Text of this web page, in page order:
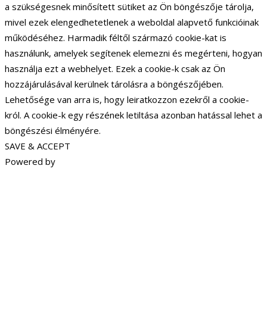
a szükségesnek minősített sütiket az Ön böngészője tárolja,
mivel ezek elengedhetetlenek a weboldal alapvető funkcióinak
működéséhez. Harmadik féltől származó cookie-kat is
használunk, amelyek segítenek elemezni és megérteni, hogyan
használja ezt a webhelyet. Ezek a cookie-k csak az Ön
hozzájárulásával kerülnek tárolásra a böngészőjében.
Lehetősége van arra is, hogy leiratkozzon ezekről a cookie-
król. A cookie-k egy részének letiltása azonban hatással lehet a
böngészési élményére.
SAVE & ACCEPT
Powered by